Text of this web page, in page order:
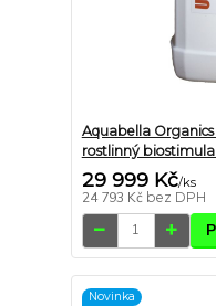
Aquabella Organics
rostlinný
29 999 Kč/ks
24 793 Kč bez DPH
Novinka